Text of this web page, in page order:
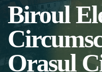
Biroul
Orașul